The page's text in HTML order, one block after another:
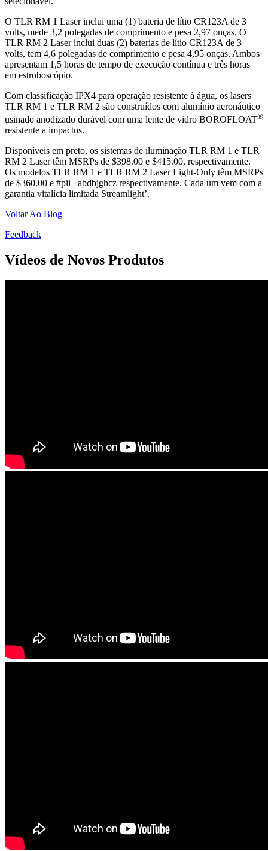
O TLR RM 1 Laser inclui uma (1) bateria de lítio CR123A de 3
volts, mede 3,2 polegadas de comprimento e pesa 2,97 onças. O
TLR RM 2 Laser inclui duas (2) baterias de lítio CR123A de 3
volts, tem 4,6 polegadas de comprimento e pesa 4,95 onças. Ambos
apresentam 1,5 horas de tempo de execução contínua e três horas
em estroboscópio.
Com classificação IPX4 para operação resistente à água, os lasers
TLR RM 1 e TLR RM 2 são construídos com alumínio aeronáutico
usinado anodizado durável com uma lente de vidro BOROFLOAT®
resistente a impactos.
Disponíveis em preto, os sistemas de iluminação TLR RM 1 e TLR
RM 2 Laser têm MSRPs de $398.00 e $415.00, respectivamente.
Os modelos TLR RM 1 e TLR RM 2 Laser Light-Only têm MSRPs
de $360.00 e #pii _abdbjghcz respectivamente. Cada um vem com a
garantia vitalícia limitada Streamlight’.
Voltar Ao Blog
Feedback
Vídeos de Novos Produtos